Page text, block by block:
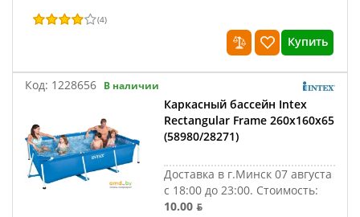
(4)
Купить
Код: 1228656 В наличии
Каркасный бассейн Intex
Rectangular Frame 260x160x65
(58980/28271)
Доставка в г.Минск 07 августа
с 18:00 до 23:00. Стоимость:
10.00 ƃ